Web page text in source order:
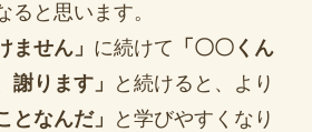
ると思います。
ません」 に続けて 「〇〇くん
謝ります」
と続けると、より
となんだ」
と学びやすくなり